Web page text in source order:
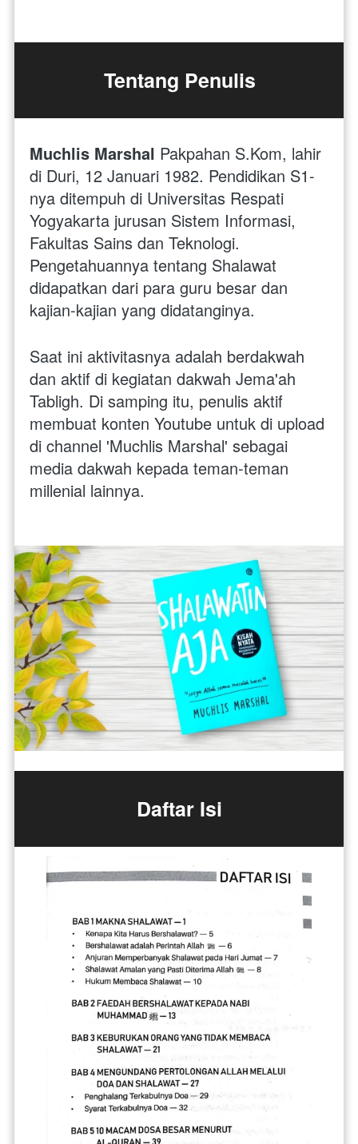
Tentang Penulis
Muchlis Marshal Pakpahan S.Kom, lahir
di Duri, 12 Januari 1982. Pendidikan S1-
nya ditempuh di Universitas Respati
Yogyakarta jurusan Sistem Informasi,
Fakultas Sains dan Teknologi.
Pengetahuannya tentang Shalawat
didapatkan dari para guru besar dan
kajian-kajian yang didatanginya.
Saat ini aktivitasnya adalah berdakwah
dan aktif di kegiatan dakwah Jema'ah
Tabligh. Di samping itu, penulis aktif
membuat konten Youtube untuk di upload
di channel 'Muchlis Marshal' sebagai
media dakwah kepada teman-teman
millenial lainnya.
Daftar Isi